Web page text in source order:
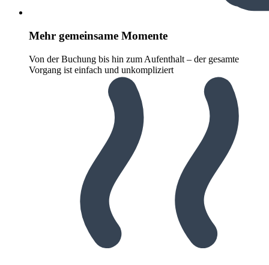
Mehr gemeinsame Momente
Von der Buchung bis hin zum Aufenthalt – der gesamte
Vorgang ist einfach und unkompliziert